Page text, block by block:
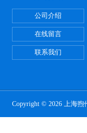
公司介绍
在线留言
联系我们
Copyright © 2026 上海煦